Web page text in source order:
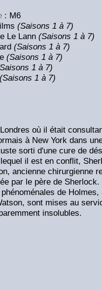
: M6
(Saisons 1 à 7)
Le Lann (Saisons 1 à 7)
(Saisons 1 à 7)
(Saisons 1 à 7)
1 à 7)
(Saisons 1 à 7)
où il était
à New York dans
sorti d'une cure de
il est en conflit,
ancienne chirurgienne
par le père de
de
sont mises au
insolubles.